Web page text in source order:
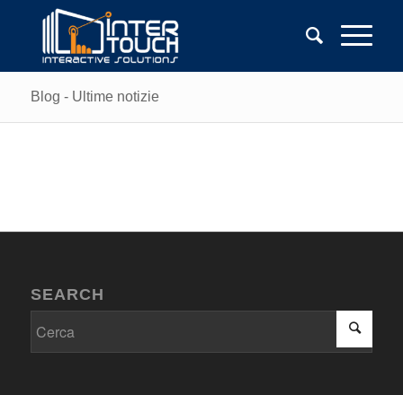
Blog - Ultime notizie
SEARCH